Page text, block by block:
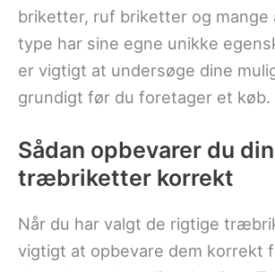
briketter, ruf briketter og mange
type har sine egne unikke
er vigtigt at undersøge dine
grundigt før du foretager et køb.
Sådan opbevarer du
træbriketter korrekt
Når du har valgt de rigtige
vigtigt at opbevare dem korrekt